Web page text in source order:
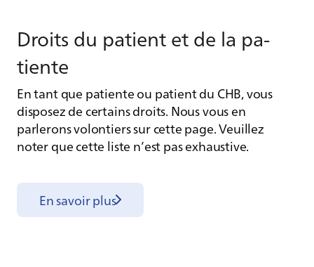
Droits du pa­tient et de la pa­
tiente
En tant que patiente ou patient du CHB, vous
disposez de certains droits. Nous vous en
parlerons volontiers sur cette page. Veuillez
noter que cette liste n’est pas exhaustive.
En savoir plus